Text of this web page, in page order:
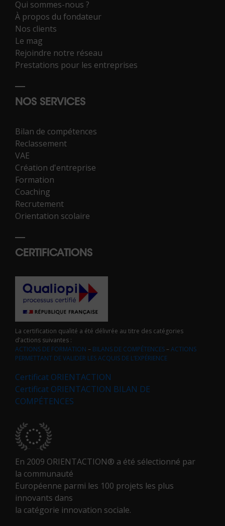
Qui sommes-nous ?
À propos du fondateur
Nos clients
Le mag
Rejoindre notre réseau
Prestations pour les entreprises
NOS SERVICES
Bilan de compétences
Reclassement
VAE
Création d'entreprise
Formation
Coaching
Recrutement
Orientation scolaire
CERTIFICATIONS
La certification qualité a été délivrée au titre des catégories
d’actions suivantes :
ACTIONS DE FORMATION – BILANS DE COMPÉTENCES–ACTIONS
PERMETTANT DE VALIDER LES ACQUIS DE L’EXPÉRIENCE
Certificat ORIENTACTION
Certificat ORIENTACTION BILAN DE
COMPÉTENCES
En 2009 ORIENTACTION® a été sélectionné par
la communauté
Européenne parmi les 100 projets les plus
innovants dans
la catégorie innovation sociale.